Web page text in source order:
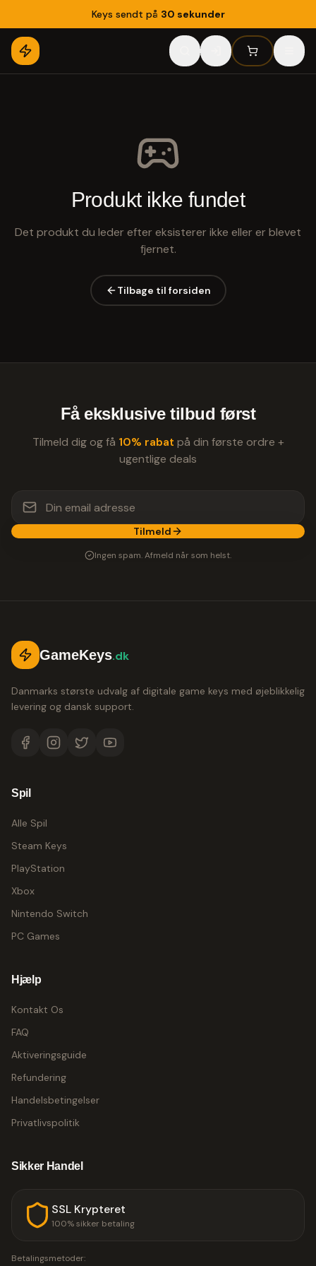
Keys sendt på 30 sekunder
Produkt ikke fundet
Det produkt du leder efter eksisterer ikke eller er blevet
fjernet.
Tilbage til forsiden
Få eksklusive tilbud først
Tilmeld dig og få 10% rabat på din første ordre +
ugentlige deals
Tilmeld
Ingen spam. Afmeld når som helst.
GameKeys.dk
Danmarks største udvalg af digitale game keys med øjeblikkelig
levering og dansk support.
Spil
Alle Spil
Steam Keys
PlayStation
Xbox
Nintendo Switch
PC Games
Hjælp
Kontakt Os
FAQ
Aktiveringsguide
Refundering
Handelsbetingelser
Privatlivspolitik
Sikker Handel
SSL Krypteret
100% sikker betaling
Betalingsmetoder: